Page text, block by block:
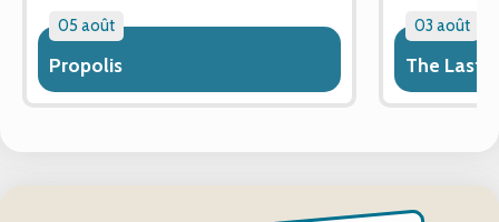
05 août
Propolis
03 août
The Last